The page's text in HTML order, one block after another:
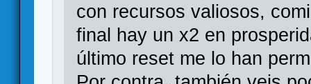
con recursos valiosos,
final hay un x2 en
último reset me lo han